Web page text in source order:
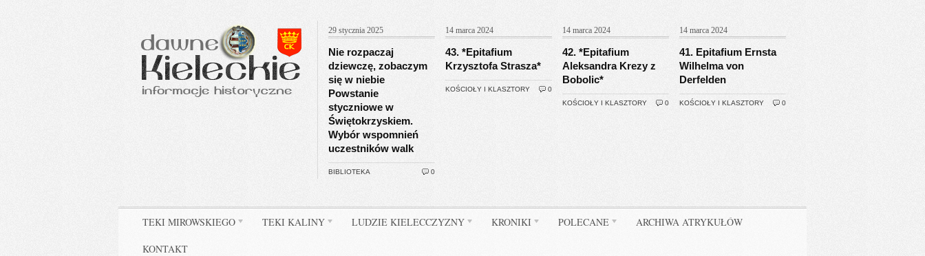
29 stycznia 2025
Nie rozpaczaj
dziewczę, zobaczym
się w niebie
Powstanie
styczniowe w
Świętokrzyskiem.
Wybór wspomnień
uczestników walk
BIBLIOTEKA 0
14 marca 2024
43. *Epitafium
Krzysztofa Strasza*
KOŚCIOŁY I KLASZTORY 0
14 marca 2024
42. *Epitafium
Aleksandra Krezy z
Bobolic*
KOŚCIOŁY I KLASZTORY 0
14 marca 2024
41. Epitafium Ernsta
Wilhelma von
Derfelden
KOŚCIOŁY I KLASZTORY 0
TEKI MIROWSKIEGO TEKI KALINY LUDZIE KIELECCZYZNY KRONIKI POLECANE ARCHIWA ATRYKUŁÓW
KONTAKT